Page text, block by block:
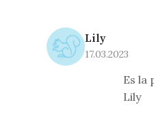
Lily
17.03.2023
Es la
Lily